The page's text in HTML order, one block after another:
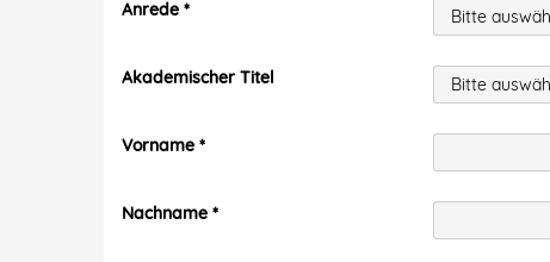
Anrede
Akademischer Titel
Vorname
Nachname